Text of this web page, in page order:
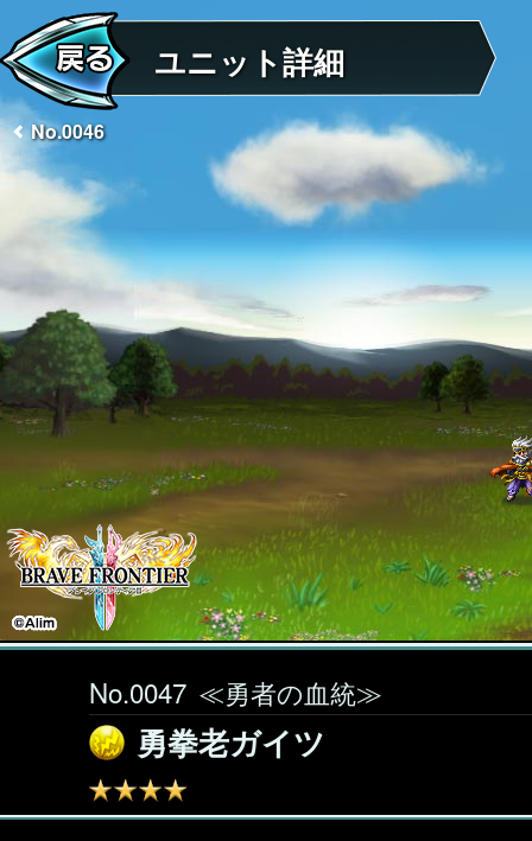
ユニット詳細
No.0046
No.0047 ≪勇者の血統≫
勇拳老ガイツ